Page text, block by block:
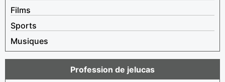
Films
Sports
Musiques
Profession de jelucas